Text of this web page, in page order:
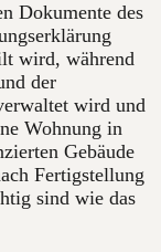
Dokumente des
wird, während
der
wird und
Wohnung in
Gebäude
Fertigstellung
sind wie das